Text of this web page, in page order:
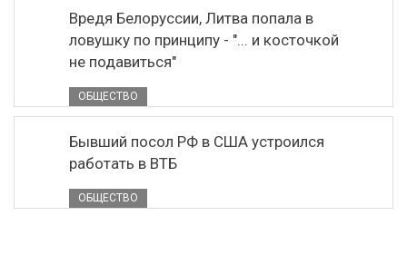
Вредя Белоруссии, Литва попала в
ловушку по принципу - "... и косточкой
не подавиться"
ОБЩЕСТВО
Бывший посол РФ в США устроился
работать в ВТБ
ОБЩЕСТВО